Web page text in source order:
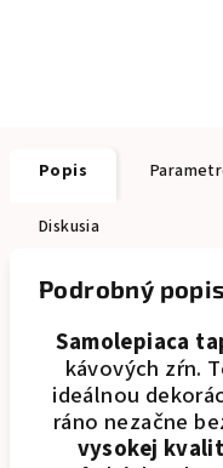
Popis
Diskusia
Podrobný popis
Samolepiaca
kávových zŕn.
ideálnou
ráno nezačne
vysokej